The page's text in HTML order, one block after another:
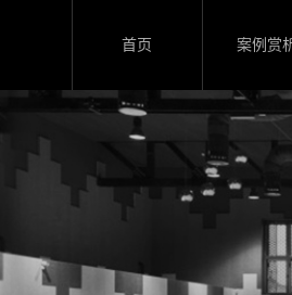
首页 案例赏